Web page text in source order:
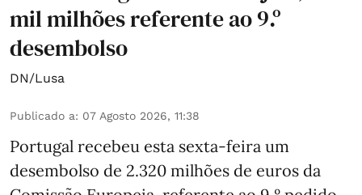
mil milhões referente ao 9.º
desembolso
DN/Lusa
Publicado a: 07 Agosto 2026, 11:38
Portugal recebeu esta sexta-feira um
desembolso de 2.320 milhões de euros da